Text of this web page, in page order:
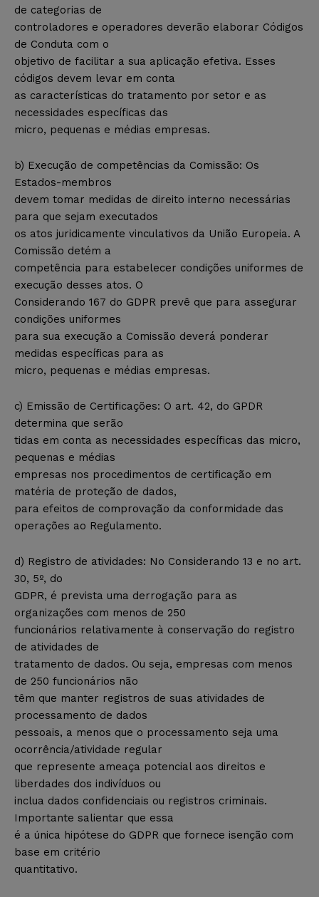
de categorias de
controladores e operadores deverão elaborar Códigos
de Conduta com o
objetivo de facilitar a sua aplicação efetiva. Esses
códigos devem levar em conta
as características do tratamento por setor e as
necessidades específicas das
micro, pequenas e médias empresas.
b) Execução de competências da Comissão: Os
Estados-membros
devem tomar medidas de direito interno necessárias
para que sejam executados
os atos juridicamente vinculativos da União Europeia. A
Comissão detém a
competência para estabelecer condições uniformes de
execução desses atos. O
Considerando 167 do GDPR prevê que para assegurar
condições uniformes
para sua execução a Comissão deverá ponderar
medidas específicas para as
micro, pequenas e médias empresas.
c) Emissão de Certificações: O art. 42, do GPDR
determina que serão
tidas em conta as necessidades específicas das micro,
pequenas e médias
empresas nos procedimentos de certificação em
matéria de proteção de dados,
para efeitos de comprovação da conformidade das
operações ao Regulamento.
d) Registro de atividades: No Considerando 13 e no art.
30, 5º, do
GDPR, é prevista uma derrogação para as
organizações com menos de 250
funcionários relativamente à conservação do registro
de atividades de
tratamento de dados. Ou seja, empresas com menos
de 250 funcionários não
têm que manter registros de suas atividades de
processamento de dados
pessoais, a menos que o processamento seja uma
ocorrência/atividade regular
que represente ameaça potencial aos direitos e
liberdades dos indivíduos ou
inclua dados confidenciais ou registros criminais.
Importante salientar que essa
é a única hipótese do GDPR que fornece isenção com
base em critério
quantitativo.